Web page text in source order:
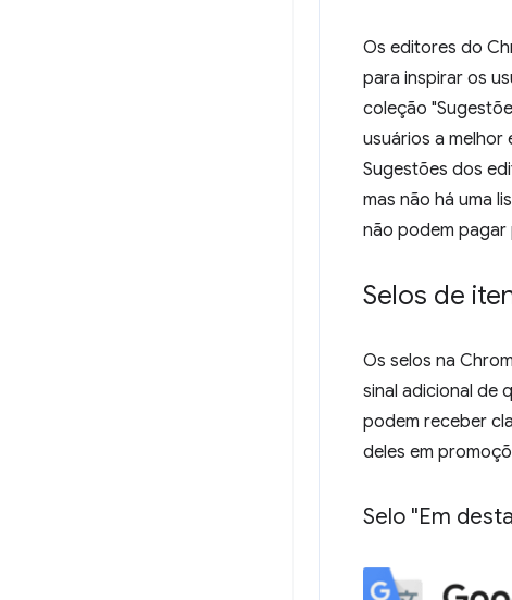
Os editores do
para inspirar os
coleção
usuários a melhor
Sugestões dos
mas não há uma
não podem
Selos de
Os selos na
sinal adicional de
podem receber
deles em
Selo "Em